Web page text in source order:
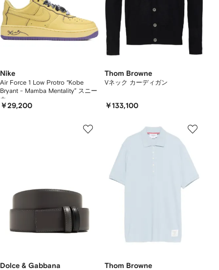
Nike
Air Force 1 Low Protro “Kobe
Bryant - Mamba Mentality” スニー
カー
￥29,200
Thom Browne
Vネック カーディガン
￥133,100
Dolce & Gabbana Thom Browne